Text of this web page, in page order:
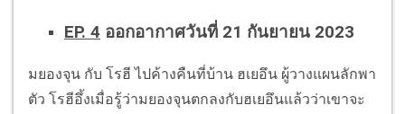
EP. 4 ออกอากาศวันที่ 21 กันยายน 2023
มยองจุน กับ โรฮี ไปค้างคืนที่บ้าน ฮเยอึน ผู้วางแผนลักพา
ตัว โรฮีอึ้งเมื่อรู้ว่ามยองจุนตกลงกับฮเยอึนแล้วว่าเขาจะ